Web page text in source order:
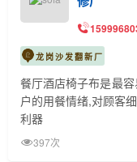
龙岗沙发翻新厂
餐厅酒店椅子布是最
户的用餐情绪,对顾客
利器
397次